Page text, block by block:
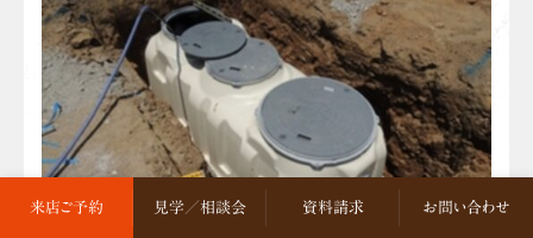
来店ご予約 見学／相談会 資料請求 お問い合わせ